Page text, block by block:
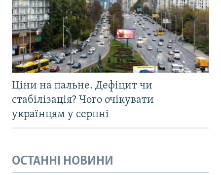
Ціни на пальне. Дефіцит чи
стабілізація? Чого очікувати
українцям у серпні
ОСТАННІ НОВИНИ